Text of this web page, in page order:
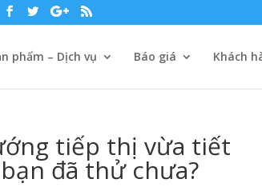
phẩm – Dịch vụ Báo giá Khách
tiếp thị vừa tiết
đã thử chưa?